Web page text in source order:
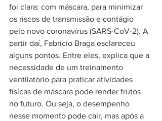
foi clara: com máscara, para minimizar
os riscos de transmissão e contágio
pelo novo coronavírus (SARS-CoV-2). A
partir daí, Fabricio Braga esclareceu
alguns pontos. Entre eles, explica que a
necessidade de um treinamento
ventilatório para praticar atividades
físicas de máscara pode render frutos
no futuro. Ou seja, o desempenho
nesse momento pode cair, mas após a